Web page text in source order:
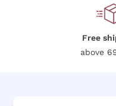
Free
above